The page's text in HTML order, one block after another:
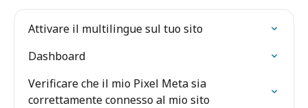
Attivare il multilingue sul tuo sito
Dashboard
Verificare che il mio Pixel Meta sia
correttamente connesso al mio sito